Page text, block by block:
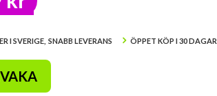
I SVERIGE, SNABB LEVERANS ÖPPET KÖP I 30 DAGAR